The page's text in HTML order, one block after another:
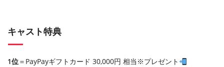
キャスト特典
1位＝PayPayギフトカード 30,000円 相当※プレゼント